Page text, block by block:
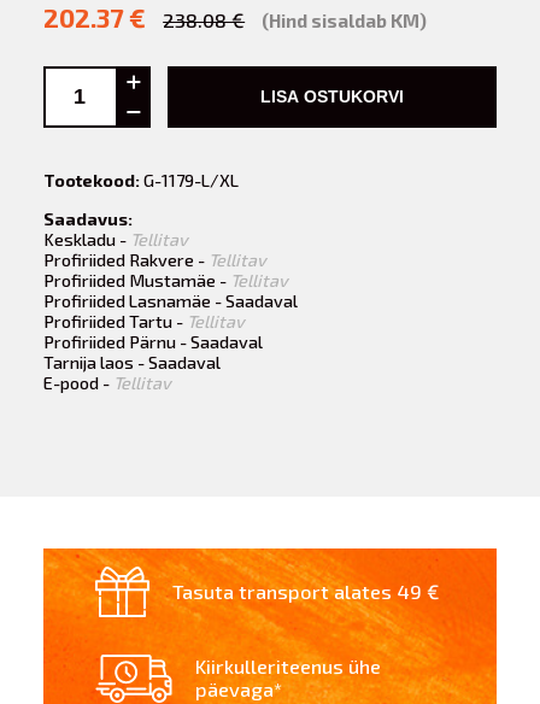
202.37 € 238.08 € (Hind sisaldab KM)
LISA OSTUKORVI
Tootekood:G-1179-L/XL
Saadavus:
Keskladu - Tellitav
Profiriided Rakvere - Tellitav
Profiriided Mustamäe - Tellitav
Profiriided Lasnamäe - Saadaval
Profiriided Tartu - Tellitav
Profiriided Pärnu - Saadaval
Tarnija laos - Saadaval
E-pood - Tellitav
Tasuta transport alates 49 €
Kiirkulleriteenus ühe
päevaga*